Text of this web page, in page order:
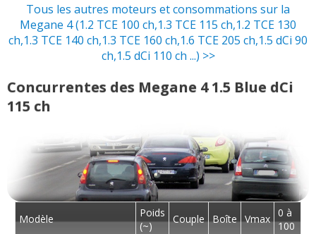
Tous les autres moteurs et consommations sur la
Megane 4 (1.2 TCE 100 ch,1.3 TCE 115 ch,1.2 TCE 130
ch,1.3 TCE 140 ch,1.3 TCE 160 ch,1.6 TCE 205 ch,1.5 dCi 90
ch,1.5 dCi 110 ch ...) >>
Concurrentes des Megane 4 1.5 Blue dCi
115 ch
Modèle
Poids
(~)
Couple Boîte Vmax 0 à
100